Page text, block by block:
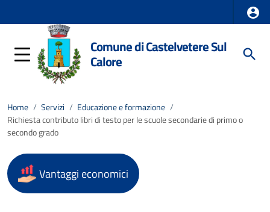
Comune di Castelvetere Sul
Calore
Home / Servizi / Educazione e formazione /
Richiesta contributo libri di testo per le scuole secondarie di primo o
secondo grado
Vantaggi economici